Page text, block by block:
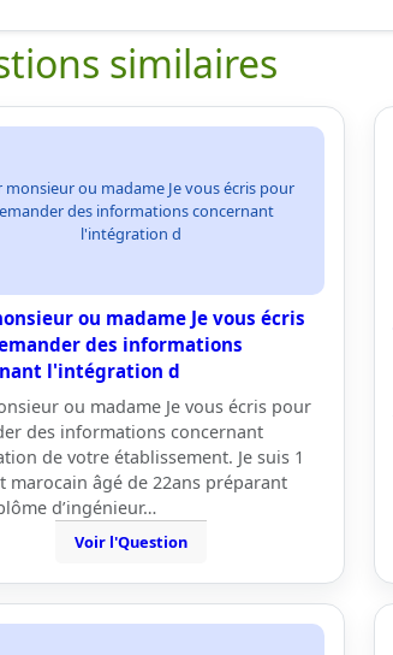
similaires
monsieur ou madame Je vous écris pour
des informations concernant
l'intégration d
ou madame Je vous écris
des informations
l'intégration d
ou madame Je vous écris pour
des informations concernant
de votre établissement. Je suis 1
marocain âgé de 22ans préparant
d’ingénieur…
Voir l'Question